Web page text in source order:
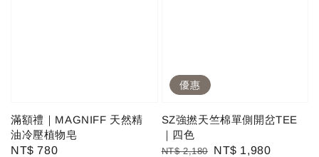
滿額禮｜MAGNIFF 天然精
油冷壓植物皂
Regular
NT$ 780
優惠
SZ強撚天竺棉單側開岔TEE
｜四色
Regular
NT$ 2,180
Sale
NT$ 1,980